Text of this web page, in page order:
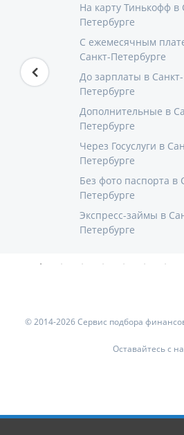
На карту Тинькофф в
Петербурге
С ежемесячным
Санкт-Петербурге
До зарплаты в Санкт-
Петербурге
Дополнительные в
Петербурге
Через Госуслуги в
Петербурге
Без фото паспорта в
Петербурге
Экспресс-займы в
Петербурге
© 2014-2026 Сервис подбора
Оставайтесь с